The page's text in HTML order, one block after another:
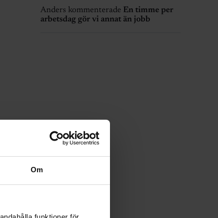
Om
Anders kommenterade En timme per
arbetsdag gör vi annat än jobb